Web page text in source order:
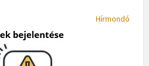
Hírmondó